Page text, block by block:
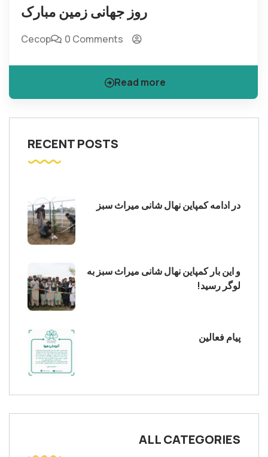
روز جهانی زمین مبارک
Cecop 0 Comments
Read more
RECENT POSTS
در ادامه کمپاین نهال شانی میراث سبز
و این بار کمپاین نهال شانی میراث سبز به
لوگر رسید!
پیام فعالین
ALL CATEGORIES